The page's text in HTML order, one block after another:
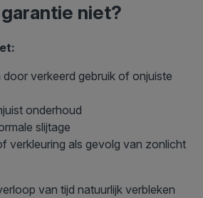
niet?
verkeerd gebruik of onjuiste
onderhoud
slijtage
verkleuring als gevolg van zonlicht
van tijd natuurlijk verbleken